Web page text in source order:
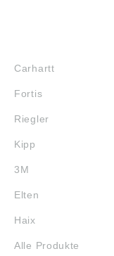
Carhartt
Fortis
Riegler
Kipp
3M
Elten
Haix
Alle Produkte